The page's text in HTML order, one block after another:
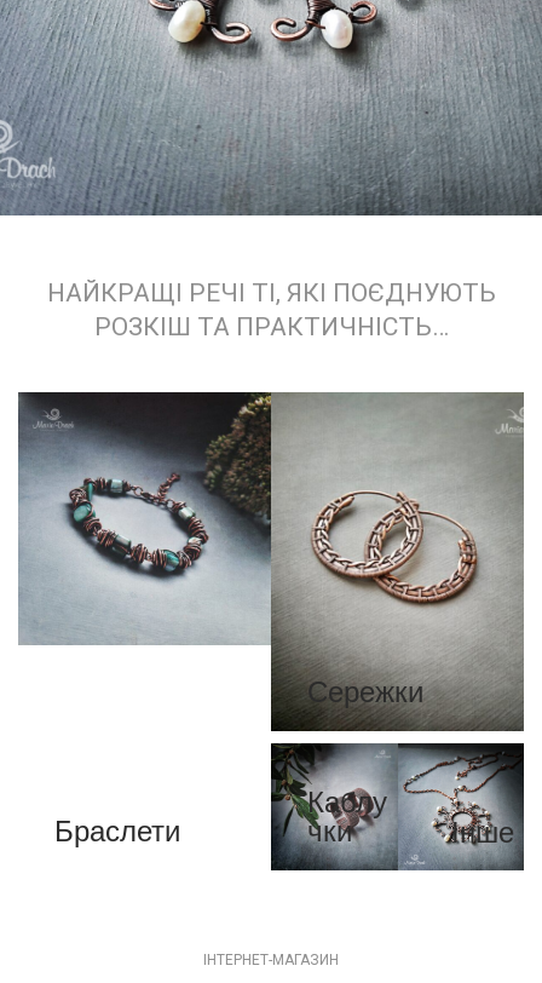
НАЙКРАЩІ РЕЧІ ТІ, ЯКІ ПОЄДНУЮТЬ
РОЗКІШ ТА ПРАКТИЧНІСТЬ…
Браслети
Сережки
Каблу
чки Інше
ІНТЕРНЕТ-МАГАЗИН